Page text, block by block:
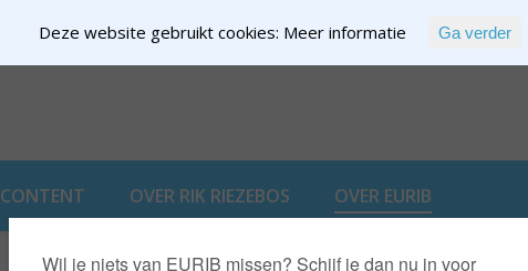
CONTENT OVER RIK RIEZEBOS OVER EURIB
Deze website gebruikt cookies: Meer informatie Ga verder
EXPERTISE